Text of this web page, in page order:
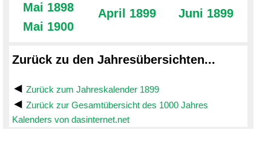
Mai 1898
Mai 1900
April 1899 Juni 1899
Zurück zu den Jahresübersichten...
Zurück zum Jahreskalender 1899
Zurück zur Gesamtübersicht des 1000 Jahres
Kalenders von dasinternet.net